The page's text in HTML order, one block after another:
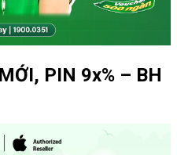
PIN 9x% – BH